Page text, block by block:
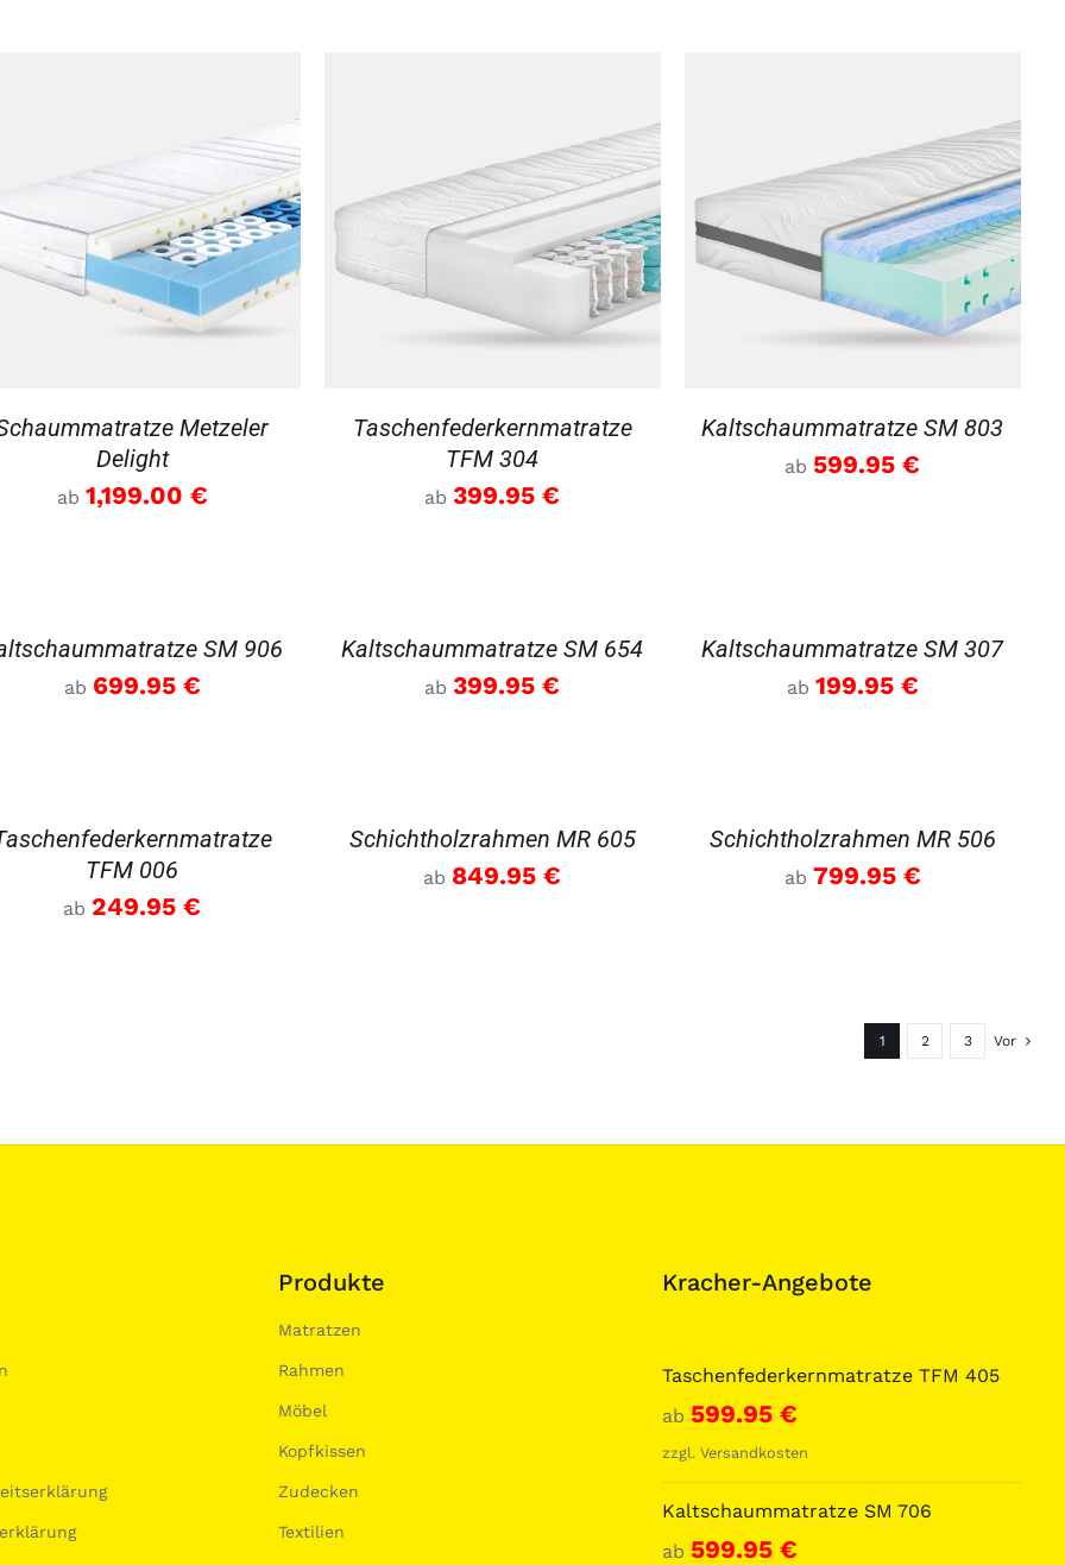
DETAILS
Metzeler
Delight
ab 1,199.00 €
DETAILS
Taschenfederkernmatratze
TFM 304
ab399.95€
DETAILS
Kaltschaummatratze SM 803
ab599.95€
SM 906
ab 699.95 €
Kaltschaummatratze SM 654
ab399.95€
Kaltschaummatratze SM 307
ab 199.95 €
TFM 006
ab249.95€
Schichtholzrahmen MR 605
ab 849.95€
Schichtholzrahmen MR 506
ab 799.95 €
1 2 3 Vor
Produkte
Matratzen
Rahmen
Möbel
Kopfkissen
Zudecken
Textilien
Kracher-Angebote
Taschenfederkernmatratze TFM 405
ab 599.95 €
zzgl. Versandkosten
Kaltschaummatratze SM 706
ab 599.95 €